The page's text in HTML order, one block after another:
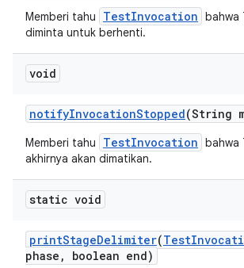
Memberi tahu TestInvocation bahwa
diminta untuk berhenti.
void
notifyInvocationStopped(String
Memberi tahu TestInvocation bahwa
akhirnya akan dimatikan.
static void
printStageDelimiter(Test
phase , boolean end)